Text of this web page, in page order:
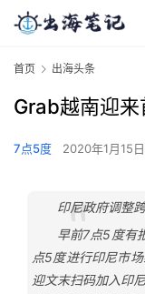
首页 出海头条
Grab越南迎
7点5度 2020年1月15
印尼政府调整
早前7点5度有
点5度进行印尼市
迎文末扫码加入印